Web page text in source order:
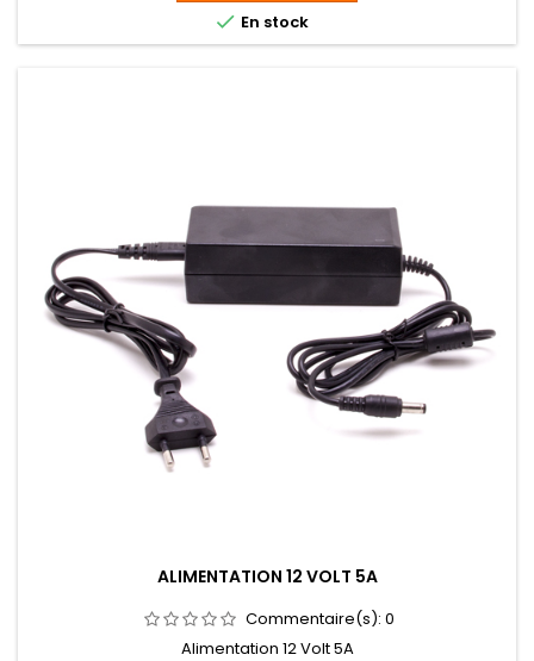
 En stock
ALIMENTATION 12 VOLT 5A
Commentaire(s): 0
Alimentation 12 Volt 5A